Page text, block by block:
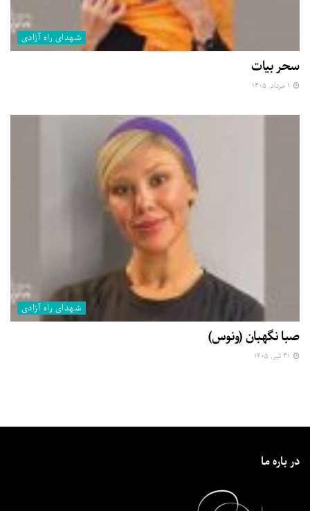
شهدای راه آزادی
سحر بیات
شهدای راه آزادی
صبا نگهبان (ونوس)
در باره ما